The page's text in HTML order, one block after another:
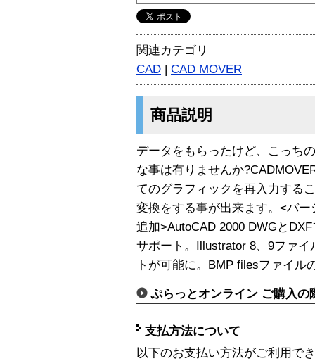
関連カテゴリ
CAD | CAD MOVER
商品説明
データをもらったけど、こっち
な事は有りませんか
てのグラフィックを再入力する
変換をする事が出来ます。<バ
追加>AutoCAD 2000 DWGと
サポート。Illustrator 8、9ファ
トが可能に。BMP filesファイル
ぷらっとオンライン ご購入の
支払方法について
以下のお支払い方法がご利用で